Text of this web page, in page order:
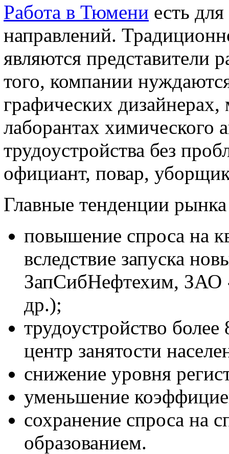
Работа в Тюмени есть
направлений.
являются представители
того, компании
графических
лаборантах химического
трудоустройства без
официант, повар,
Главные тенденции
повышение спроса на
вследствие запуска
ЗапСибНефтехим, ЗАО
др.);
трудоустройство
центр занятости
снижение уровня
уменьшение
сохранение спроса на
образованием.